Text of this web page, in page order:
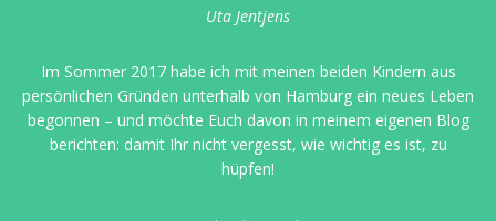
Uta Jentjens
Im Sommer 2017 habe ich mit meinen beiden Kindern aus
persönlichen Gründen unterhalb von Hamburg ein neues Leben
begonnen – und möchte Euch davon in meinem eigenen Blog
berichten: damit Ihr nicht vergesst, wie wichtig es ist, zu
hüpfen!